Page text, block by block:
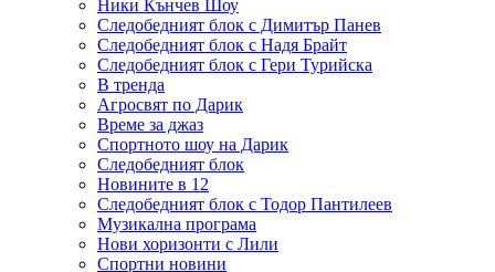
Ники Кънчев Шоу
Следобедният блок с Димитър Панев
Следобедният блок с Надя Брайт
Следобедният блок с Гери Турийска
В тренда
Агросвят по Дарик
Време за джаз
Спортното шоу на Дарик
Следобедният блок
Новините в 12
Следобедният блок с Тодор Пантилеев
Музикална програма
Нови хоризонти с Лили
Спортни новини